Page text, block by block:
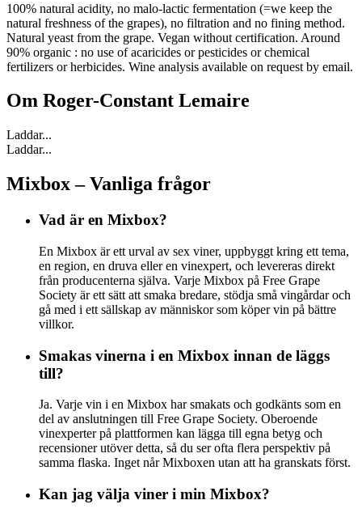
100% natural acidity, no malo-lactic fermentation (=we keep the
natural freshness of the grapes), no filtration and no fining method.
Natural yeast from the grape. Vegan without certification. Around
90% organic : no use of acaricides or pesticides or chemical
fertilizers or herbicides. Wine analysis available on request by email.
Om Roger-Constant Lemaire
Laddar...
Laddar...
Mixbox – Vanliga frågor
Vad är en Mixbox?
En Mixbox är ett urval av sex viner, uppbyggt kring ett tema,
en region, en druva eller en vinexpert, och levereras direkt
från producenterna själva. Varje Mixbox på Free Grape
Society är ett sätt att smaka bredare, stödja små vingårdar och
gå med i ett sällskap av människor som köper vin på bättre
villkor.
Smakas vinerna i en Mixbox innan de läggs
till?
Ja. Varje vin i en Mixbox har smakats och godkänts som en
del av anslutningen till Free Grape Society. Oberoende
vinexperter på plattformen kan lägga till egna betyg och
recensioner utöver detta, så du ser ofta flera perspektiv på
samma flaska. Inget når Mixboxen utan att ha granskats först.
Kan jag välja viner i min Mixbox?